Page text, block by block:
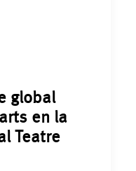
global
en la
Teatre